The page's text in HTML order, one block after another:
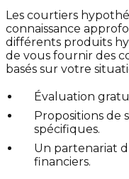
Les courtiers
connaissance
différents produits
de vous fournir des
basés sur votre
Évaluation
Propositions de
spécifiques.
Un partenariat
financiers.